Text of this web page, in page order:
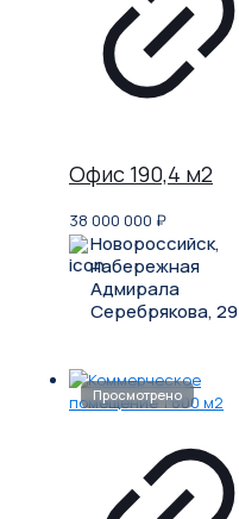
Офис 190,4 м2
38 000 000 ₽
Новороссийск,
набережная
Адмирала
Серебрякова, 29